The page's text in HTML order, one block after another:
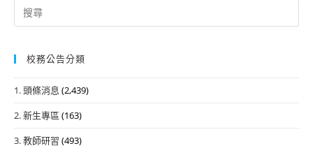
Search
for:
校務公告分類
1. 頭條消息 (2,439)
2. 新生專區 (163)
3. 教師研習 (493)